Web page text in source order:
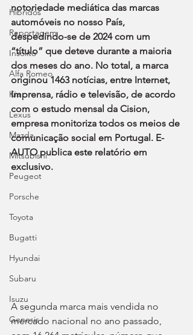
Híbridos
Reportagem
Insólito
Alfa Romeo
Kia
Lexus
Mazda
Mitsubishi
Peugeot
Porsche
Toyota
Bugatti
Hyundai
Subaru
Isuzu
Genesis
notoriedade mediática das marcas
automóveis no nosso País,
despedindo-se de 2024 com um
“título” que deteve durante a maioria
dos meses do ano. No total, a marca
originou 1463 notícias, entre Internet,
Imprensa, rádio e televisão, de acordo
com o estudo mensal da Cision,
empresa monitoriza todos os meios de
comunicação social em Portugal. E-
AUTO publica este relatório em
exclusivo.
A segunda marca mais vendida no
mercado nacional no ano passado,